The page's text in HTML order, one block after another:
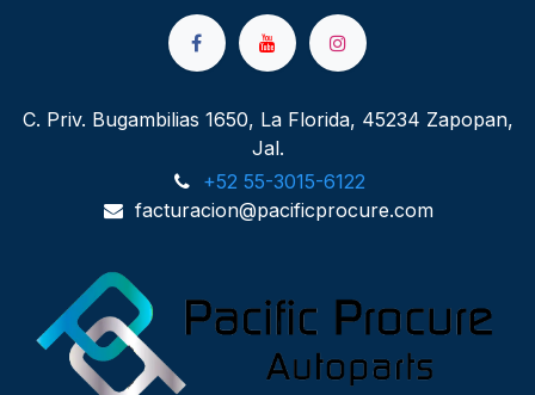
C. Priv. Bugambilias 1650, La Florida, 45234 Zapopan,
Jal.
+52 55-3015-6122
facturacion@pacificprocure.com